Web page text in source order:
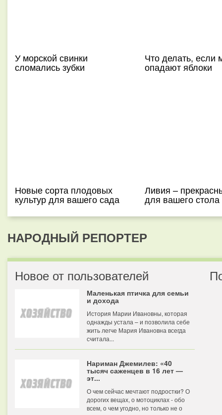
У морской свинки
сломались зубки
Что делать, если
опадают яблоки
Новые сорта плодовых
культур для вашего сада
Ливия –
для вашего стола
НАРОДНЫЙ РЕПОРТЕР
Новое от пользователей
Маленькая птичка для семьи
и дохода
История Марии Ивановны, которая
однажды устала – и позволила себе
жить легче Мария Ивановна всегда
считала...
Нариман Джемилев: «40
тысяч саженцев в 16 лет —
эт...
О чем сейчас мечтают подростки? О
дорогих вещах, о мотоциклах - обо
всем, о чем угодно, но только не о